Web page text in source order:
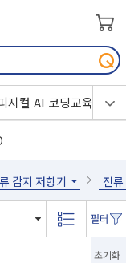
지컬 AI 코딩교육
감지 저항기 전
초기화